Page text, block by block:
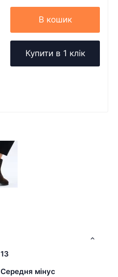
В кошик
Купити в 1 клік
13
Середня мінус